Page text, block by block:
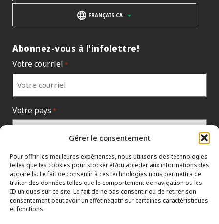
Gérer le consentement
Pour offrir les meilleures expériences, nous utilisons des technologies
telles que les cookies pour stocker et/ou accéder aux informations des
appareils. Le fait de consentir à ces technologies nous permettra de
traiter des données telles que le comportement de navigation ou les
ID uniques sur ce site. Le fait de ne pas consentir ou de retirer son
consentement peut avoir un effet négatif sur certaines caractéristiques
et fonctions.
FRANÇAIS CA
Abonnez-vous à l'infolettre!
Votre courriel *
Votre pays *